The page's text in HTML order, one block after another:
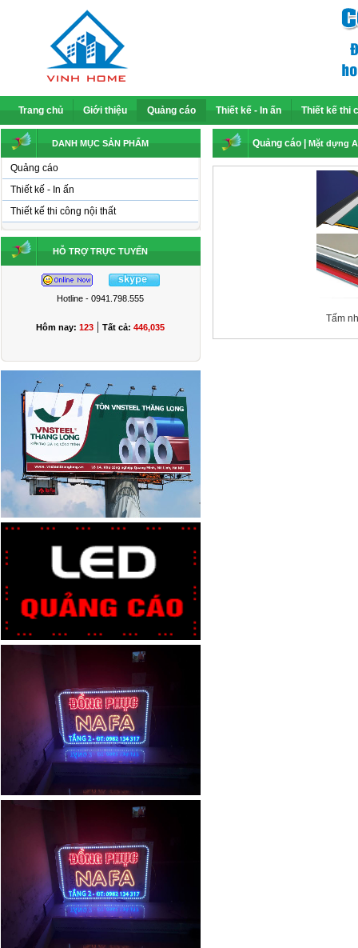
Trang chủ Giới thiệu Quảng cáo Thiết kế - In ấn Thiết kế thi
DANH MỤC SẢN PHẨM
Quảng cáo
Thiết kế - In ấn
Thiết kế thi công nội thất
HỖ TRỢ TRỰC TUYẾN
Hotline - 0941.798.555
Hôm nay: 123 | Tất cả: 446,035
Quảng cáo Mặt dựng
Tấm